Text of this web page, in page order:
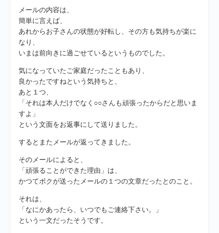
メールの内容は、
簡単に言えば、
あれからお子さんの状態が好転し、その方も気持ちが楽に
なり、
いまは前向きに過ごせているというものでした。
気になっていたご家庭だったこともあり、
良かったですねという気持ちと、
あと１つ、
「それは本人だけでなく○○さんも頑張ったからだと思いま
すよ」
という文面をお返事にして送りました。
するとまたメールが返ってきました。
そのメールによると、
「頑張ることができた理由」は、
かつてボクが送ったメールの１つの文章だったとのこと。
それは、
「なにかあったら、いつでもご連絡下さい。」
という一文だったそうです。